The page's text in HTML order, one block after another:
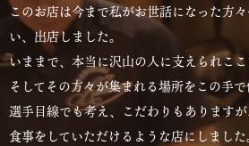
このお店は今まで私がお世話になった方
い、出店しました。
いままで、本当に沢山の人に支えられここ
そしてその方々が集まれる場所をこの手で
選手目線でも考え、こだわりもあります
食事をしていただけるような店にしました